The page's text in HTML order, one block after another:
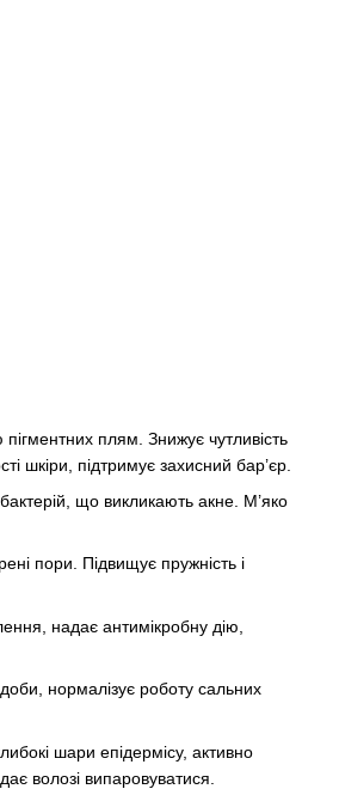
плям. Знижує чутливість
шкіри, підтримує захисний бар’єр.
що викликають акне. М’яко
пори. Підвищує пружність і
надає антимікробну дію,
нормалізує роботу сальних
шари епідермісу, активно
волозі випаровуватися.